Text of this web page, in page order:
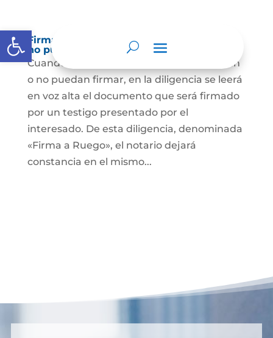
Abrir barra de herramientas
Firma a Ruego – Personas que no saben o
no puede firmar
Cuando se trate de personas que no sepan
o no puedan firmar, en la diligencia se leerá
en voz alta el documento que será firmado
por un testigo presentado por el
interesado. De esta diligencia, denominada
«Firma a Ruego», el notario dejará
constancia en el mismo...